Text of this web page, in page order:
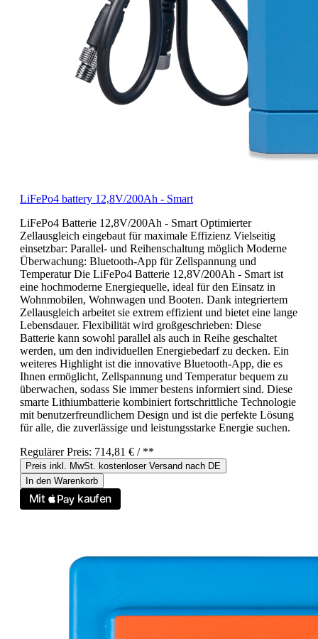
LiFePo4 battery 12,8V/200Ah - Smart
LiFePo4 Batterie 12,8V/200Ah - Smart Optimierter
Zellausgleich eingebaut für maximale Effizienz Vielseitig
einsetzbar: Parallel- und Reihenschaltung möglich Moderne
Überwachung: Bluetooth-App für Zellspannung und
Temperatur Die LiFePo4 Batterie 12,8V/200Ah - Smart ist
eine hochmoderne Energiequelle, ideal für den Einsatz in
Wohnmobilen, Wohnwagen und Booten. Dank integriertem
Zellausgleich arbeitet sie extrem effizient und bietet eine lange
Lebensdauer. Flexibilität wird großgeschrieben: Diese
Batterie kann sowohl parallel als auch in Reihe geschaltet
werden, um den individuellen Energiebedarf zu decken. Ein
weiteres Highlight ist die innovative Bluetooth-App, die es
Ihnen ermöglicht, Zellspannung und Temperatur bequem zu
überwachen, sodass Sie immer bestens informiert sind. Diese
smarte Lithiumbatterie kombiniert fortschrittliche Technologie
mit benutzerfreundlichem Design und ist die perfekte Lösung
für alle, die zuverlässige und leistungsstarke Energie suchen.
Regulärer Preis: 714,81 € / **
Preis inkl. MwSt. kostenloser Versand nach DE
In den Warenkorb